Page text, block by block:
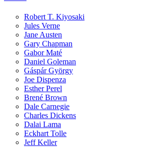
Robert T. Kiyosaki
Jules Verne
Jane Austen
Gary Chapman
Gabor Maté
Daniel Goleman
Gáspár György
Joe Dispenza
Esther Perel
Brené Brown
Dale Carnegie
Charles Dickens
Dalai Lama
Eckhart Tolle
Jeff Keller